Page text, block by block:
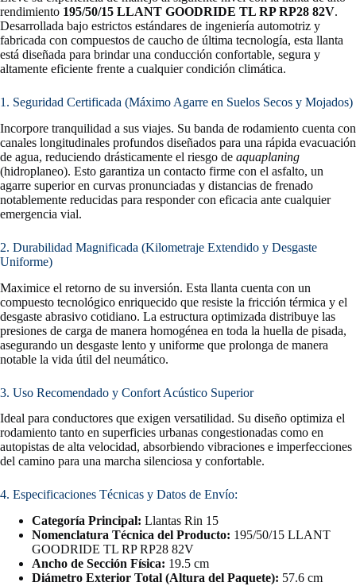
rendimiento 195/50/15 LLANT GOODRIDE TL RP RP28 82V.
Desarrollada bajo estrictos estándares de ingeniería automotriz y
fabricada con compuestos de caucho de última tecnología, esta llanta
está diseñada para brindar una conducción confortable, segura y
altamente eficiente frente a cualquier condición climática.
1. Seguridad Certificada (Máximo Agarre en Suelos Secos y Mojados)
Incorpore tranquilidad a sus viajes. Su banda de rodamiento cuenta con
canales longitudinales profundos diseñados para una rápida evacuación
de agua, reduciendo drásticamente el riesgo de aquaplaning
(hidroplaneo). Esto garantiza un contacto firme con el asfalto, un
agarre superior en curvas pronunciadas y distancias de frenado
notablemente reducidas para responder con eficacia ante cualquier
emergencia vial.
2. Durabilidad Magnificada (Kilometraje Extendido y Desgaste
Uniforme)
Maximice el retorno de su inversión. Esta llanta cuenta con un
compuesto tecnológico enriquecido que resiste la fricción térmica y el
desgaste abrasivo cotidiano. La estructura optimizada distribuye las
presiones de carga de manera homogénea en toda la huella de pisada,
asegurando un desgaste lento y uniforme que prolonga de manera
notable la vida útil del neumático.
3. Uso Recomendado y Confort Acústico Superior
Ideal para conductores que exigen versatilidad. Su diseño optimiza el
rodamiento tanto en superficies urbanas congestionadas como en
autopistas de alta velocidad, absorbiendo vibraciones e imperfecciones
del camino para una marcha silenciosa y confortable.
4. Especificaciones Técnicas y Datos de Envío:
Categoría Principal: Llantas Rin 15
Nomenclatura Técnica del Producto: 195/50/15 LLANT
GOODRIDE TL RP RP28 82V
Ancho de Sección Física: 19.5 cm
Diámetro Exterior Total (Altura del Paquete): 57.6 cm